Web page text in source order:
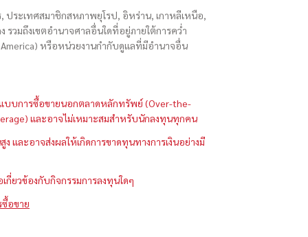
ประเทศสมาชิกสหภาพยุโรป, อิหร่าน, เกาหลีเหนือ,
รวมถึงเขตอำนาจศาลอื่นใดที่อยู่ภายใต้การคว่ำ
หรือหน่วยงานกำกับดูแลที่มีอำนาจอื่น
แบบการซื้อขายนอกตลาดหลักทรัพย์ (Over-the-
และอาจไม่เหมาะสมสำหรับนักลงทุนทุกคน
ง และอาจส่งผลให้เกิดการขาดทุนทางการเงินอย่างมี
กี่ยวข้องกับกิจกรรมการลงทุนใดๆ
ซื้อขาย